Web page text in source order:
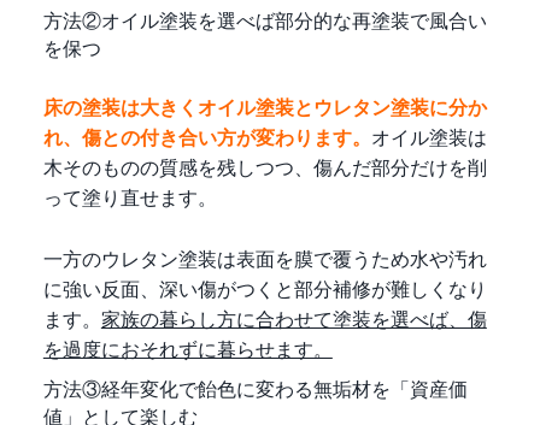
方法②オイル塗装を選べば部分的な再塗装で風合い
を保つ
床の塗装は大きくオイル塗装とウレタン塗装に分か
れ、傷との付き合い方が変わります。 オイル塗装は
木そのものの質感を残しつつ、傷んだ部分だけを削
って塗り直せます。
一方のウレタン塗装は表面を膜で覆うため水や汚れ
に強い反面、深い傷がつくと部分補修が難しくなり
ます。 家族の暮らし方に合わせて塗装を選べば、傷
を過度におそれずに暮らせます。
方法③経年変化で飴色に変わる無垢材を「資産価
値」として楽しむ